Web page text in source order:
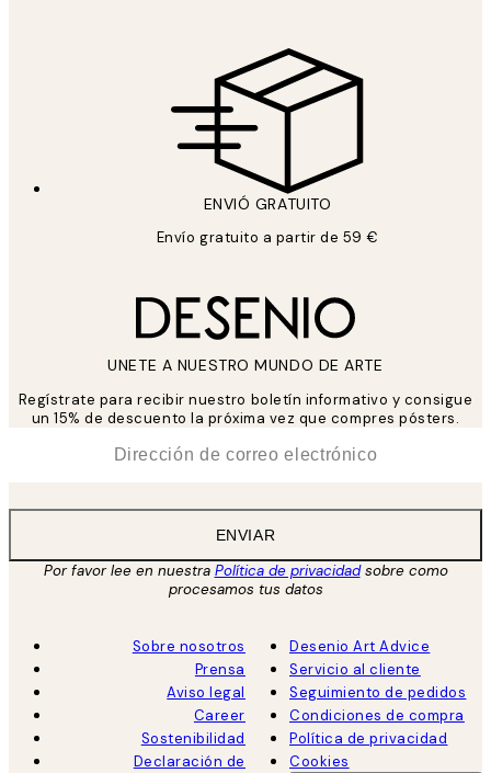
ENVIÓ GRATUITO
Envío gratuito a partir de 59 €
UNETE A NUESTRO MUNDO DE ARTE
Regístrate para recibir nuestro boletín informativo y consigue
un 15% de descuento la próxima vez que compres pósters.
ENVIAR
Por favor lee en nuestra Política de privacidadsobre como
procesamos tus datos
Sobre nosotros
Prensa
Aviso legal
Career
Sostenibilidad
Declaración de
Desenio Art Advice
Servicio al cliente
Seguimiento de pedidos
Condiciones de compra
Política de privacidad
Cookies